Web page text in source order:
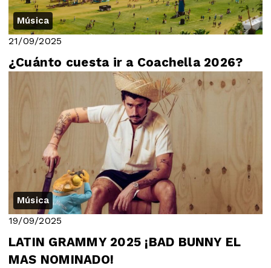
Música
21/09/2025
¿Cuánto cuesta ir a Coachella 2026?
Música
19/09/2025
LATIN GRAMMY 2025 ¡BAD BUNNY EL
MAS NOMINADO!